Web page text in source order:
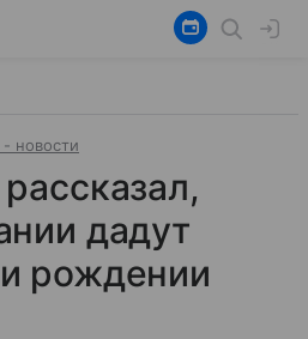
- новости
дадут
рождении